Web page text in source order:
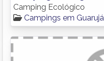
Camping Ecológico
Campings em Guarujá